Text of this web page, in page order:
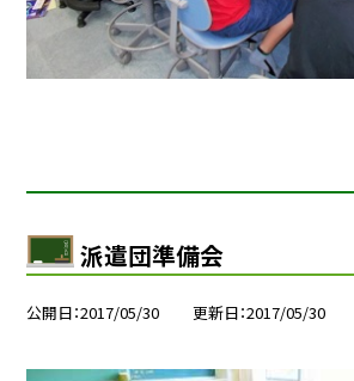
派遣団準備会
公開日 2017/05/30 更新日 2017/05/30